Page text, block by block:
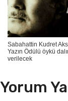
Sabahattin Kudret
Yazın Ödülü öykü
verilecek
Yorum